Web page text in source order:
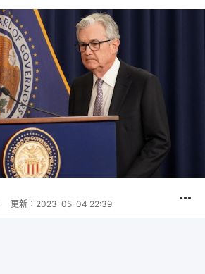
更新： 2023-05-04 22:39